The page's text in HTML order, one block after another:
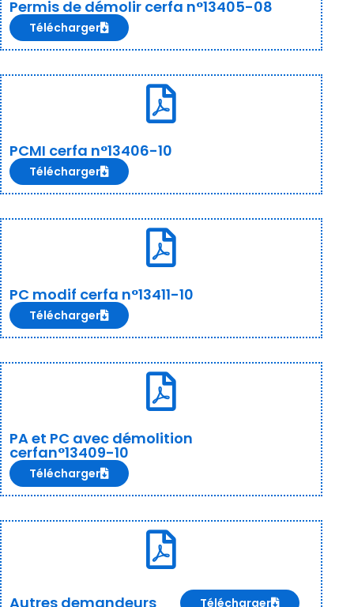
Permis de démolir cerfa n°13405-08
Télécharger
PCMI cerfa n°13406-10
Télécharger
PC modif cerfa n°13411-10
Télécharger
PA et PC avec démolition
cerfan°13409-10
Télécharger
Autres demandeurs Télécharger